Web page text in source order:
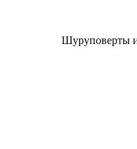
Шуруповерты